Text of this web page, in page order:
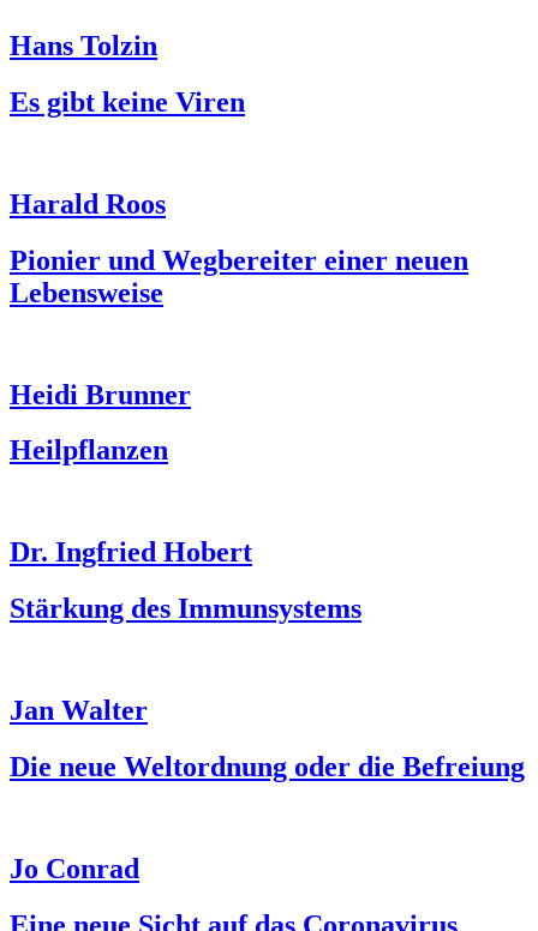
Hans Tolzin
Es gibt keine Viren
Harald Roos
Pionier und Wegbereiter einer neuen
Lebensweise
Heidi Brunner
Heilpflanzen
Dr. Ingfried Hobert
Stärkung des Immunsystems
Jan Walter
Die neue Weltordnung oder die Befreiung
Jo Conrad
Eine neue Sicht auf das Coronavirus